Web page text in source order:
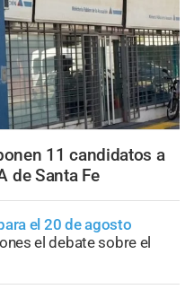
11 candidatos a
de Santa Fe
el 20 de agosto
el debate sobre el